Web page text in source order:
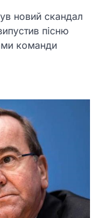
новий скандал
пісню
команди